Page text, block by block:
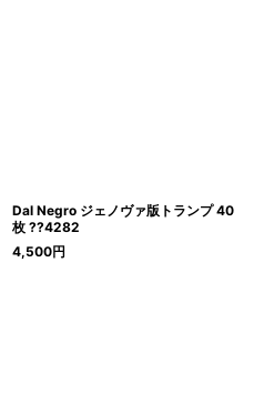
Dal Negro ジェノヴァ版トランプ 40
枚 ??4282
4,500円